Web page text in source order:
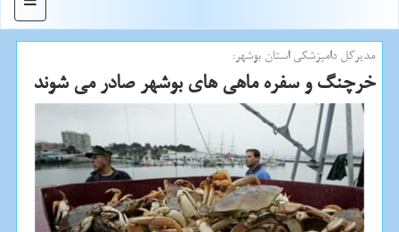
مدیركل دامپزشكی استان بوشهر:
خرچنگ و سفره ماهی های بوشهر صادر می شوند